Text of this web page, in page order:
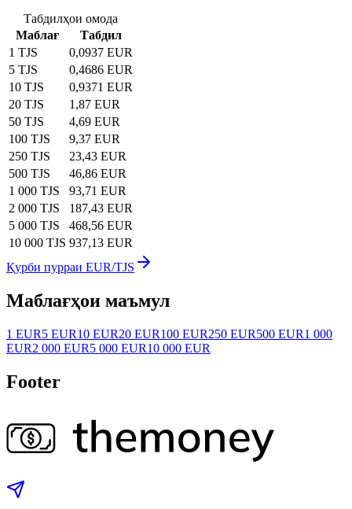
Табдилҳои омода
Маблағ
Табдил
1 TJS
0,0937 EUR
5 TJS
0,4686 EUR
10 TJS
0,9371 EUR
20 TJS
1,87 EUR
50 TJS
4,69 EUR
100 TJS
9,37 EUR
250 TJS
23,43 EUR
500 TJS
46,86 EUR
1 000 TJS
93,71 EUR
2 000 TJS
187,43 EUR
5 000 TJS
468,56 EUR
10 000 TJS 937,13 EUR
Қурби пурраи EUR/TJS
Маблағҳои маъмул
1 EUR5 EUR10 EUR20 EUR100 EUR250 EUR500 EUR1 000
EUR2 000 EUR5 000 EUR10 000 EUR
Footer